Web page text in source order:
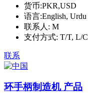
货币:PKR,USD
语言:English, Urdu
联系人: M
支付方式: T/T, L/C
联系
环手柄制造机 产品